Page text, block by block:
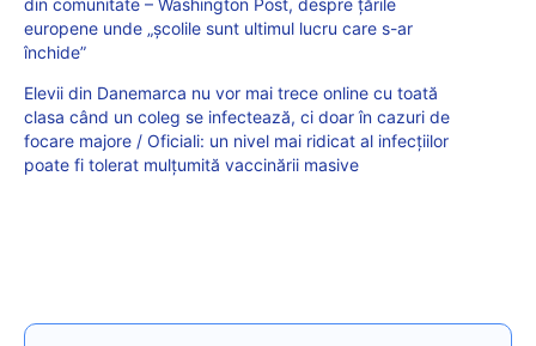
din comunitate – Washington Post, despre țările
europene unde „școlile sunt ultimul lucru care s-ar
închide”
Elevii din Danemarca nu vor mai trece online cu toată
clasa când un coleg se infectează, ci doar în cazuri de
focare majore / Oficiali: un nivel mai ridicat al infecțiilor
poate fi tolerat mulțumită vaccinării masive